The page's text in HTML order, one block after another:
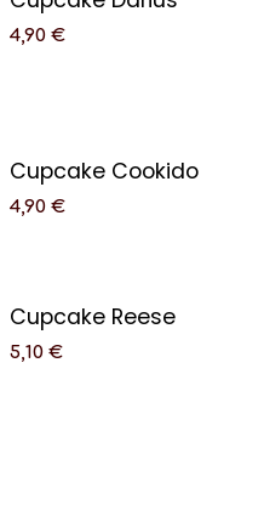
4,90€
Cupcake Cookido
4,90€
Cupcake Reese
5,10€